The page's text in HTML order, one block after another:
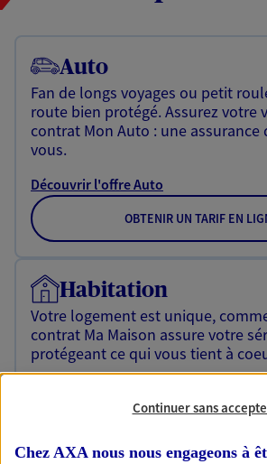
Auto
Fan de longs voyages ou petit
route bien protégé. Assurez votre
contrat Mon Auto : une
vous.
Découvrir l'offre Auto
OBTENIR UN TARIF EN
Habitation
Votre logement est unique,
contrat Ma Maison assure votre
protégeant ce qui vous tient à
Continuer sans
Chez AXA nous nous engageons à